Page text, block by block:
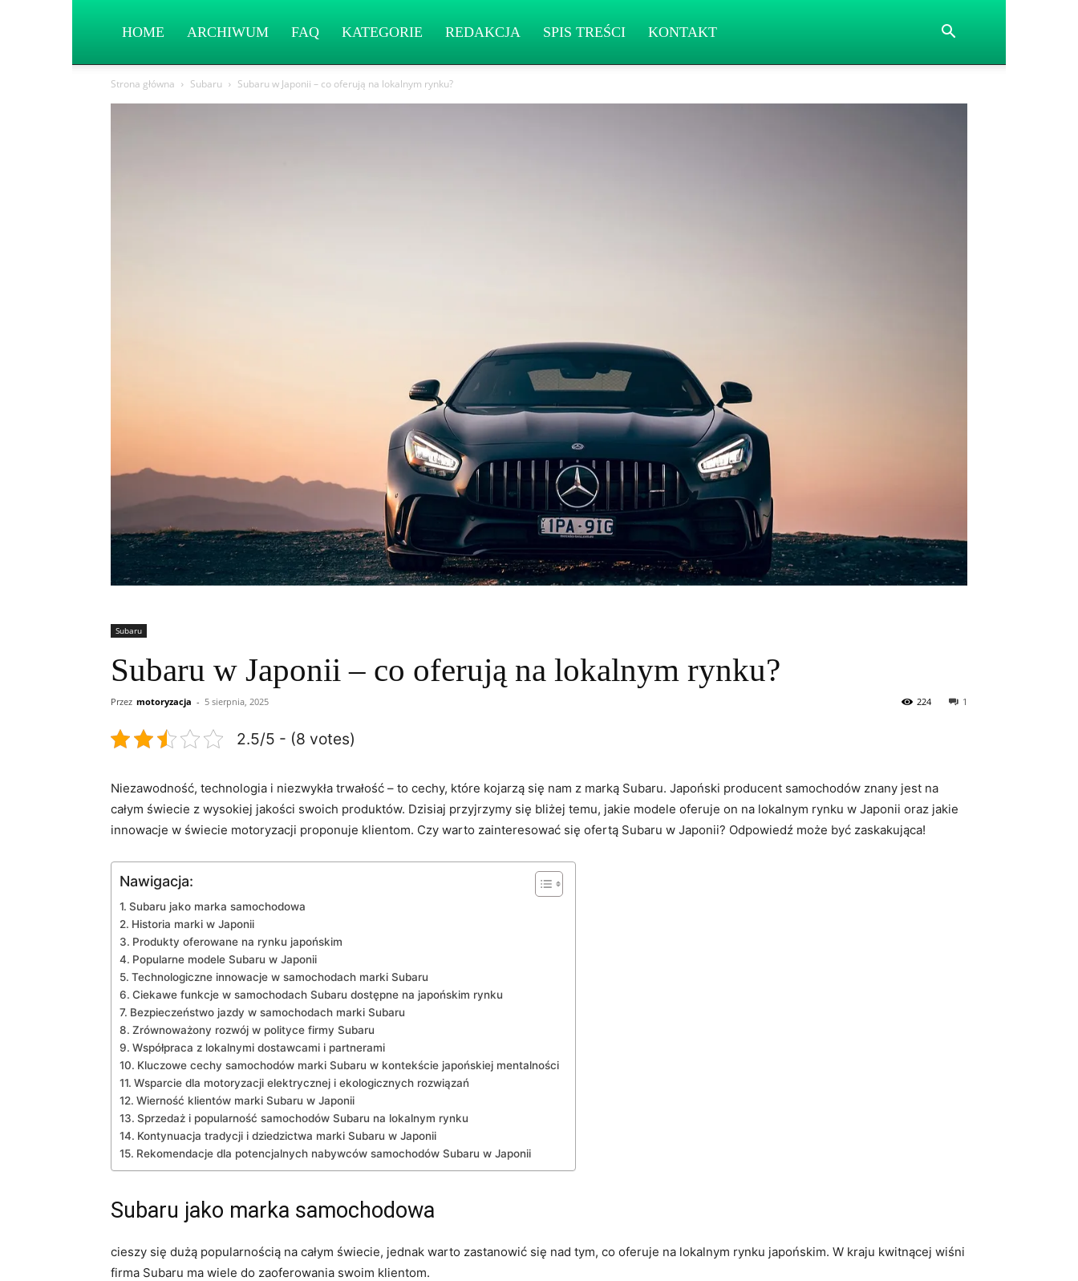
HOME ARCHIWUM FAQ KATEGORIE REDAKCJA SPIS TREŚCI KONTAKT
Strona główna Subaru Subaru w Japonii – co oferują na lokalnym rynku?
Subaru
Subaru w Japonii – co oferują na lokalnym rynku?
Przez motoryzacja - 5 sierpnia, 2025 1
224
2.5/5 - (8 votes)
Niezawodność, ⁤technologia i niezwykła ⁢trwałość – to cechy, ‍które kojarzą się nam z marką Subaru. Japoński producent⁣ samochodów znany jest na
⁣całym ​świecie z ​wysokiej jakości swoich produktów. Dzisiaj przyjrzymy się bliżej temu, jakie⁢ modele oferuje on na lokalnym rynku w Japonii oraz jakie
innowacje​ w​ świecie motoryzacji⁣ proponuje⁣ klientom. ​Czy warto ⁢zainteresować się ofertą Subaru​ w ‌Japonii?⁢ Odpowiedź może​ być zaskakująca!
Nawigacja:
Subaru‍ jako‌ marka samochodowa
Historia⁤ marki w Japonii
Produkty oferowane na rynku japońskim
Popularne modele ​Subaru ⁤w Japonii
Technologiczne ⁤innowacje ​w samochodach marki ⁤Subaru
Ciekawe⁢ funkcje w samochodach Subaru dostępne ⁣na japońskim⁢ rynku
Bezpieczeństwo jazdy w ‍samochodach marki Subaru
Zrównoważony rozwój‌ w polityce firmy Subaru
Współpraca z lokalnymi ⁤dostawcami i partnerami
Kluczowe cechy samochodów marki‍ Subaru ⁢w kontekście japońskiej‌ mentalności
Wsparcie dla ‍motoryzacji⁣ elektrycznej i ekologicznych rozwiązań
Wierność klientów marki Subaru⁣ w Japonii
Sprzedaż‍ i popularność samochodów Subaru ⁣na lokalnym rynku
Kontynuacja tradycji i⁤ dziedzictwa marki Subaru ‍w Japonii
Rekomendacje ‌dla potencjalnych ‌nabywców‌ samochodów Subaru w Japonii
Subaru‍ jako‌ marka samochodowa
cieszy się dużą popularnością na‌ całym świecie, jednak warto zastanowić się⁢ nad tym, co oferuje na lokalnym rynku japońskim.⁤ W kraju kwitnącej wiśni
firma Subaru ma wiele do zaoferowania swoim klientom.